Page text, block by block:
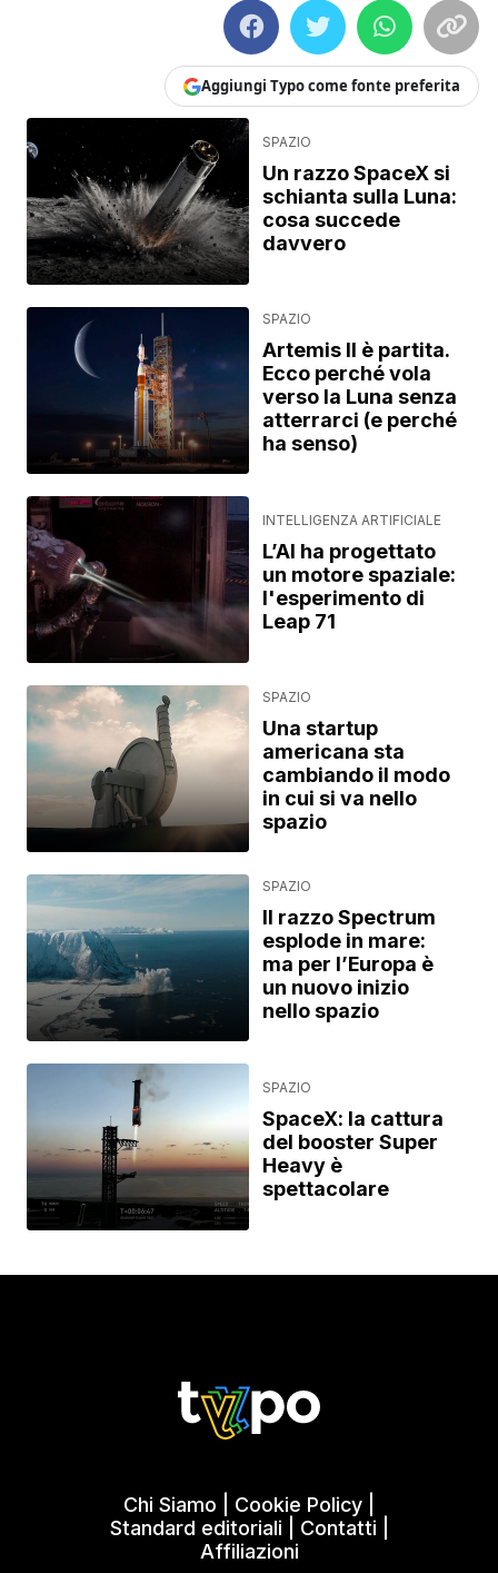
Aggiungi Typo come fonte preferita
SPAZIO
Un razzo SpaceX si
schianta sulla Luna:
cosa succede
davvero
SPAZIO
Artemis II è partita.
Ecco perché vola
verso la Luna senza
atterrarci (e perché
ha senso)
INTELLIGENZA ARTIFICIALE
L’AI ha progettato
un motore spaziale:
l'esperimento di
Leap 71
SPAZIO
Una startup
americana sta
cambiando il modo
in cui si va nello
spazio
SPAZIO
Il razzo Spectrum
esplode in mare:
ma per l’Europa è
un nuovo inizio
nello spazio
SPAZIO
SpaceX: la cattura
del booster Super
Heavy è
spettacolare
Chi Siamo Cookie Policy
Standard editoriali
Contatti
Affiliazioni